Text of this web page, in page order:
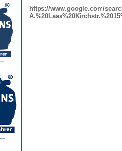
https://www.google.com/